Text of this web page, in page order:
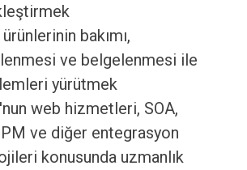
bakımı,
ve belgelenmesi ile
yürütmek
web hizmetleri, SOA,
ve diğer entegrasyon
konusunda uzmanlık